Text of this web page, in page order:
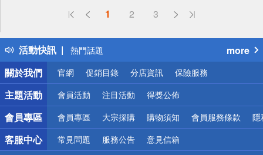
1 2 3
活動快訊
偏遠地區配送
得獎公告
熱門話題
銀行優惠
偏遠地區配送
詐騙網頁！請小心！
more
關於我們
官網 促銷目錄 分店資訊 保險服務
主題活動 會員活動 注目活動 得獎公佈
會員專區 會員專區 大宗採購 購物須知 會員服務條款 隱
客服中心 常見問題 服務公告 意見信箱